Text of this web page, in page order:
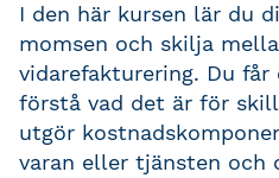
I den här kursen lär du
momsen och skilja
vidarefakturering. Du
förstå vad det är för
utgör
varan eller tjänsten och